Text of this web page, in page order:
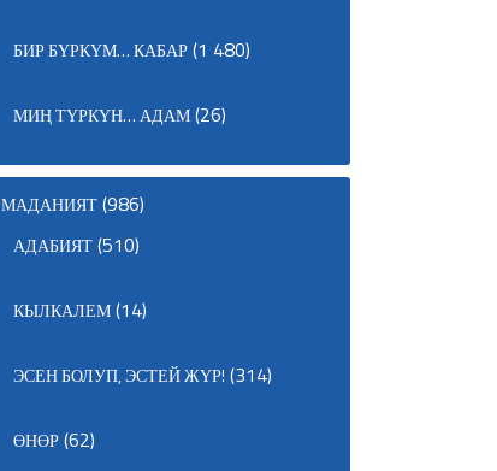
БИР БҮРКҮМ… КАБАР(1 480)
МИҢ ТҮРКҮН… АДАМ(26)
МАДАНИЯТ(986)
АДАБИЯТ(510)
КЫЛКАЛЕМ(14)
ЭСЕН БОЛУП, ЭСТЕЙ ЖҮР! (314)
ӨНӨР(62)